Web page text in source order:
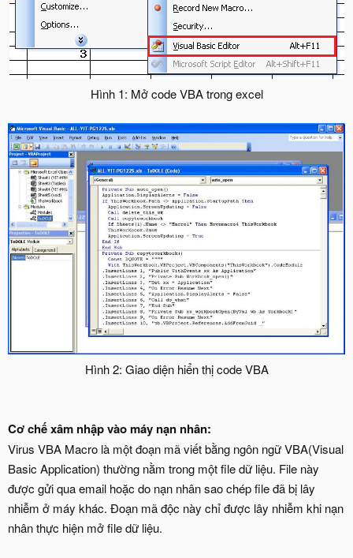
Hình 1: Mở code VBA trong excel
Hình 2: Giao diện hiển thị code VBA​
Cơ chế xâm nhập vào máy nạn nhân:
Virus VBA Macro là một đoạn mã viết bằng ngôn ngữ VBA(Visual
Basic Application) thường nằm trong một file dữ liệu. File này
được gửi qua email hoặc do nạn nhân sao chép file đã bị lây
nhiễm ở máy khác. Đoạn mã độc này chỉ được lây nhiễm khi nạn
nhân thực hiện mở file dữ liệu.